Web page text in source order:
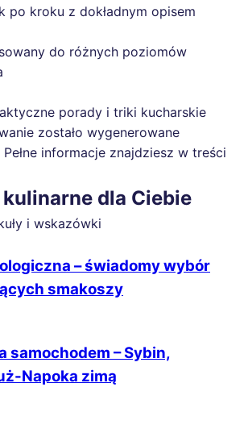
po kroku z dokładnym opisem
do różnych poziomów
porady i triki kucharskie
zostało wygenerowane
informacje znajdziesz w treści
kulinarne dla Ciebie
i wskazówki
– świadomy wybór
smakoszy
samochodem – Sybin,
Napoka zimą